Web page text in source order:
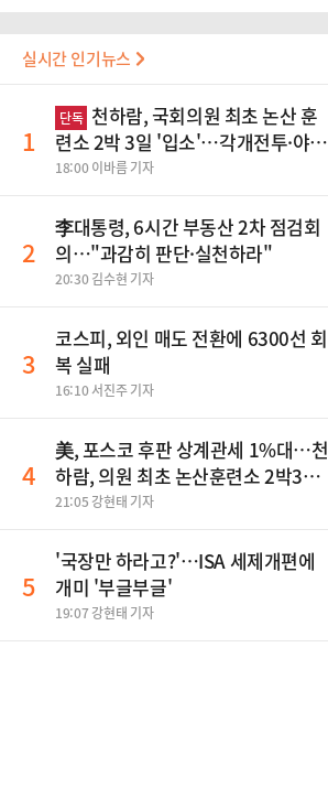
실시간 인기뉴스
1
단독 천하람, 국회의원 최초 논산 훈
련소 2박 3일 '입소'…각개전투·야간
행군 한다
18:00 이바름 기자
2
李대통령, 6시간 부동산 2차 점검회
의…"과감히 판단·실천하라"
20:30 김수현 기자
3
코스피, 외인 매도 전환에 6300선 회
복 실패
16:10 서진주 기자
4
美, 포스코 후판 상계관세 1%대…천
하람, 의원 최초 논산훈련소 2박3일
'입소'
21:05 강현태 기자
5
'국장만 하라고?'…ISA 세제개편에
개미 '부글부글'
19:07 강현태 기자